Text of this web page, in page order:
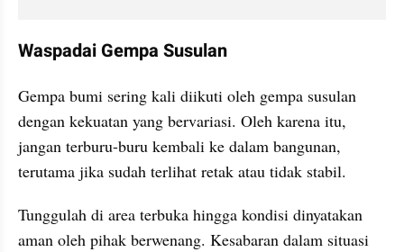
Waspadai Gempa Susulan
Gempa bumi sering kali diikuti oleh gempa susulan
dengan kekuatan yang bervariasi. Oleh karena itu,
jangan terburu-buru kembali ke dalam bangunan,
terutama jika sudah terlihat retak atau tidak stabil.
Tunggulah di area terbuka hingga kondisi dinyatakan
aman oleh pihak berwenang. Kesabaran dalam situasi